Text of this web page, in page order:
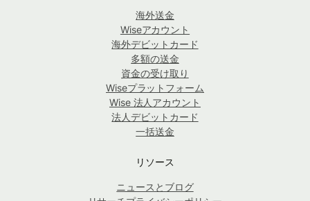
海外送金
Wiseアカウント
海外デビットカード
多額の送金
資金の受け取り
Wiseプラットフォーム
Wise 法人アカウント
法人デビットカード
一括送金
リソース
ニュースとブログ